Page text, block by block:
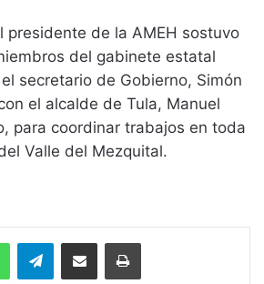
presidente de la AMEH sostuvo
del gabinete estatal
secretario de Gobierno, Simón
el alcalde de Tula, Manuel
para coordinar trabajos en toda
Valle del Mezquital.
WhatsAppTelegramCompartir vía email Imprimir